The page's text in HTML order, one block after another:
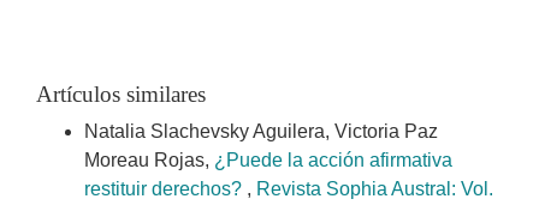
Artículos similares
Natalia Slachevsky Aguilera, Victoria Paz
Moreau Rojas, ¿Puede la acción afirmativa
restituir derechos? , Revista Sophia Austral: Vol.